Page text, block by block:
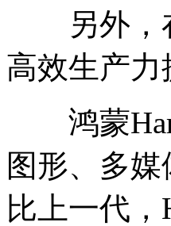
另外，在
高效生产
鸿蒙
图形、多
比上一代